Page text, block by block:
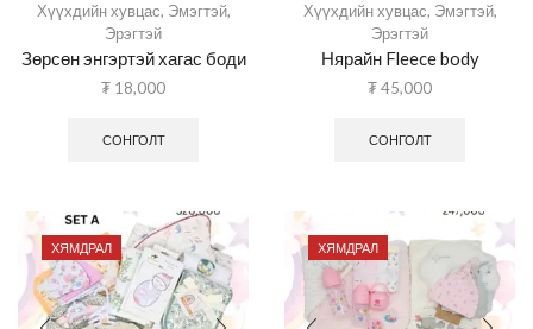
Хүүхдийн хувцас, Эмэгтэй,
Эрэгтэй
Зөрсөн энгэртэй хагас боди
₮ 18,000
СОНГОЛТ
Хүүхдийн хувцас, Эмэгтэй,
Эрэгтэй
Нярайн Fleece body
₮45,000
СОНГОЛТ
ХЯМДРАЛ ХЯМДРАЛ